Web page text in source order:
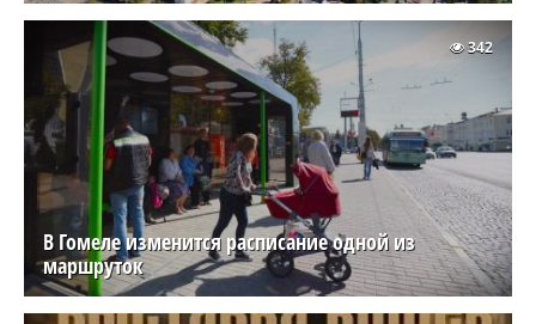
В Гомеле изменится расписание одной из
маршруток
342